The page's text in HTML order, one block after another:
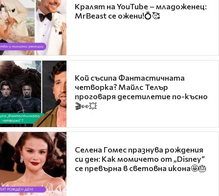
Кралят на YouTube – младоженец:
MrBeast се ожени!💍🥰
Кой съсипа Фантастичната
четворка? Майлс Телър
проговаря десетилетие по-късно
🎬👀💥
Селена Гомес празнува рождения
си ден: Как момичето от „Disney“
се превърна в световна икона🤩🎂